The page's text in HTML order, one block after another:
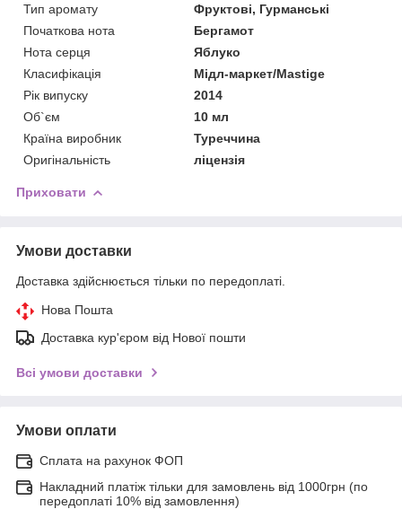
Тип аромату
Фруктові, Гурманські
Початкова нота
Бергамот
Нота серця
Яблуко
Класифікація
Мідл-маркет/Mastige
Рік випуску
2014
Об`єм
10 мл
Країна виробник
Туреччина
Оригінальність
ліцензія
Приховати
Умови доставки
Доставка здійснюється тільки по передоплаті.
Нова Пошта
Доставка кур'єром від Нової пошти
Всі умови доставки
Умови оплати
Сплата на рахунок ФОП
Накладний платіж тільки для замовлень від 1000грн (по
передоплаті 10% від замовлення)